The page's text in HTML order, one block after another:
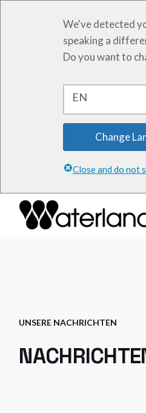
We've detected
speaking a
Do you want to
EN
Change
Close and do not
UNSERE NACHRICHTEN